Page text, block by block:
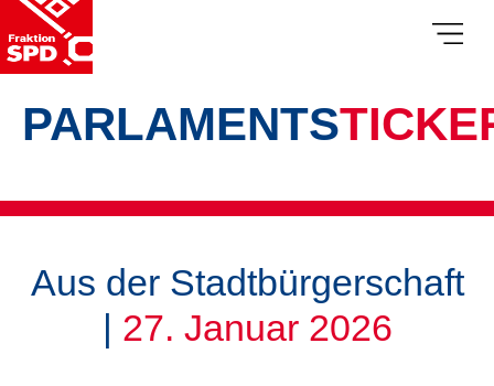
PARLAMENTS
Aus der Stadtbürgerschaft
| 27. Januar 2026